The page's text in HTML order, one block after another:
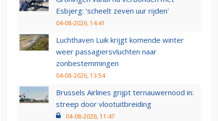
Esbjerg: 'scheelt zeven uur rijden'
04-08-2026, 14:41
Luchthaven Luik krijgt komende winter
weer passagiersvluchten naar
zonbestemmingen
04-08-2026, 13:54
Brussels Airlines grijpt ternauwernood in:
streep door vlootuitbreiding
04-08-2026, 11:47